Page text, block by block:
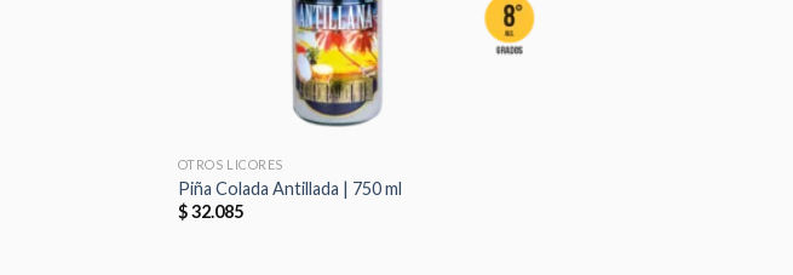
OTROS LICORES
Piña Colada Antillada | 750 ml
$32.085